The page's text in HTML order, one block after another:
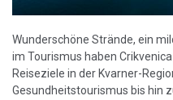
Wunderschöne Strände, ein
im Tourismus haben
Reiseziele in der Kvarner-
Gesundheitstourismus bis hin